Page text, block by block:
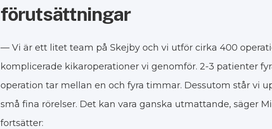
förutsättningar
— Vi är ett litet team på Skejby och vi utför cirka 400
komplicerade kikaroperationer vi genomför. 2-3 patienter
operation tar mellan en och fyra timmar. Dessutom står vi
små fina rörelser. Det kan vara ganska utmattande, säger
fortsätter: